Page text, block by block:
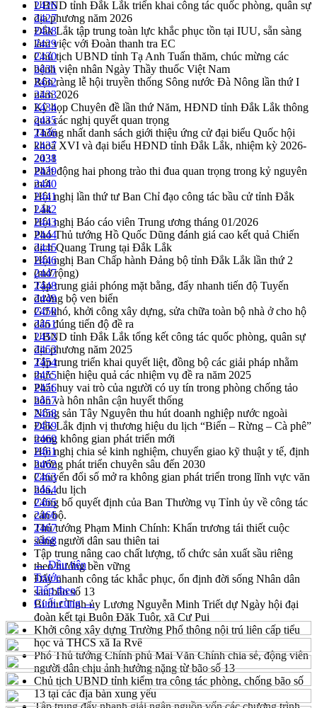
UBND tỉnh Đắk Lắk triển khai công tác quốc phòng, quân sự
địa phương năm 2026
Đắk Lắk tập trung toàn lực khắc phục tồn tại IUU, sẵn sàng
làm việc với Đoàn thanh tra EC
Chủ tịch UBND tỉnh Tạ Anh Tuấn thăm, chúc mừng các
bệnh viện nhân Ngày Thầy thuốc Việt Nam
Rộn ràng lễ hội truyền thống Sông nước Đà Nông lần thứ I
năm 2026
Kỳ họp Chuyên đề lần thứ Năm, HĐND tỉnh Đắk Lắk thông
qua các nghị quyết quan trọng
Thống nhất danh sách giới thiệu ứng cử đại biểu Quốc hội
khoá XVI và đại biểu HĐND tỉnh Đắk Lắk, nhiệm kỳ 2026-
2031
Phát động hai phong trào thi đua quan trọng trong kỷ nguyên
mới
Hội nghị lần thứ tư Ban Chỉ đạo công tác bầu cử tỉnh Đắk
Lắk
Hội nghị Báo cáo viên Trung ương tháng 01/2026
Phó Thủ tướng Hồ Quốc Dũng đánh giá cao kết quả Chiến
dịch Quang Trung tại Đắk Lắk
Hội nghị Ban Chấp hành Đảng bộ tỉnh Đắk Lắk lần thứ 2
(mở rộng)
Tập trung giải phóng mặt bằng, đẩy nhanh tiến độ Tuyến
đường bộ ven biển
Gỡ khó, khởi công xây dựng, sửa chữa toàn bộ nhà ở cho hộ
dân đúng tiến độ đề ra
UBND tỉnh Đắk Lắk tổng kết công tác quốc phòng, quân sự
địa phương năm 2025
Tập trung triển khai quyết liệt, đồng bộ các giải pháp nhằm
thực hiện hiệu quả các nhiệm vụ đề ra năm 2025
Phát huy vai trò của người có uy tín trong phòng chống tảo
hôn và hôn nhân cận huyết thống
Nông sản Tây Nguyên thu hút doanh nghiệp nước ngoài
Đắk Lắk định vị thương hiệu du lịch “Biển – Rừng – Cà phê”
trong không gian phát triển mới
Hội nghị chia sẻ kinh nghiệm, chuyển giao kỹ thuật y tế, định
hướng phát triển chuyên sâu đến 2030
Chuyển đổi số mở ra không gian phát triển trong lĩnh vực văn
hóa, du lịch
Công bố quyết định của Ban Thường vụ Tỉnh ủy về công tác
cán bộ.
Thủ tướng Phạm Minh Chính: Khẩn trương tái thiết cuộc
sống người dân sau thiên tai
Tập trung nâng cao chất lượng, tổ chức sản xuất sầu riêng
theo hướng bền vững
Đẩy nhanh công tác khắc phục, ổn định đời sống Nhân dân
sau bão số 13
Bí thư Tỉnh ủy Lương Nguyễn Minh Triết dự Ngày hội đại
đoàn kết tại Buôn Đăk Tuôr, xã Cư Pui
Khởi công xây dựng Trường Phổ thông nội trú liên cấp tiểu
học và THCS xã Ia Rvê
Phó Thủ tướng Chính phủ Mai Văn Chính chia sẻ, động viên
người dân chịu ảnh hưởng nặng từ bão số 13
Chủ tịch UBND tỉnh kiểm tra công tác phòng, chống bão số
13 tại các địa bàn xung yếu
2426
2427
2428
2429
2430
2431
2432
2433
2434
2435
2436
2437
2438
2439
2440
2441
2442
2443
2444
2445
2446
2447
2448
2449
2450
2451
2452
2453
2454
2455
2456
2457
2458
2459
2460
2461
2462
2463
2464
2465
2466
2467
2468
← Đầu tiên
Trước
Tiếp theo
Cuối cùng →